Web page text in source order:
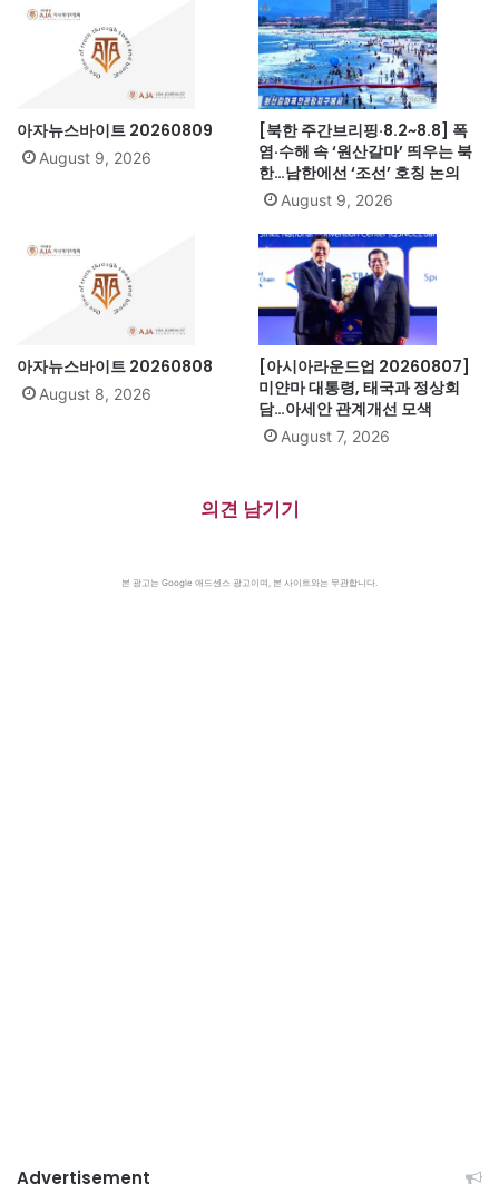
아자뉴스바이트 20260809
August 9, 2026
[북한 주간브리핑·8.2~8.8] 폭
염·수해 속 ‘원산갈마’ 띄우는 북
한…남한에선 ‘조선’ 호칭 논의
August 9, 2026
아자뉴스바이트 20260808
August 8, 2026
[아시아라운드업 20260807]
미얀마 대통령, 태국과 정상회
담…아세안 관계개선 모색
August 7, 2026
의견 남기기
본 광고는 Google 애드센스 광고이며, 본 사이트와는 무관합니다.
Advertisement